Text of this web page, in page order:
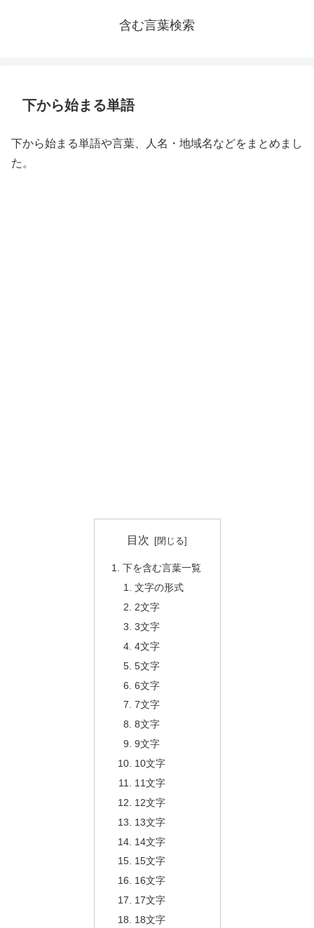
含む言葉検索
下から始まる単語
下から始まる単語や言葉、人名・地域名などをまとめまし
た。
目次
下を含む言葉一覧
文字の形式
2文字
3文字
4文字
5文字
6文字
7文字
8文字
9文字
10文字
11文字
12文字
13文字
14文字
15文字
16文字
17文字
18文字